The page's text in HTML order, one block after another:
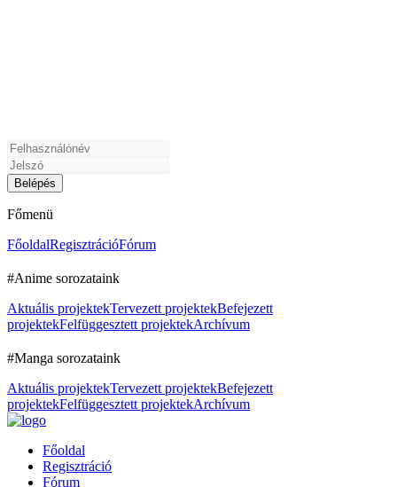
Főmenü
FőoldalRegisztrációFórum
#Anime sorozataink
Aktuális projektekTervezett projektekBefejezett
projektekFelfüggesztett projektekArchívum
#Manga sorozataink
Aktuális projektekTervezett projektekBefejezett
projektekFelfüggesztett projektekArchívum
Főoldal
Regisztráció
Fórum